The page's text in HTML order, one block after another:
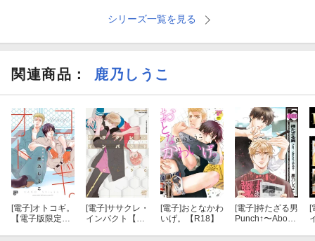
シリーズ一覧を見る
関連商品 ： 鹿乃しうこ
[電子]オトコギ。
【電子版限定特
[電子]ササクレ・
インパクト【小
[電子]おとなかわ
いげ。【R18】
[電子]持たざる男
Punch↑〜About
[